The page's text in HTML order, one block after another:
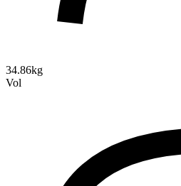
34.86kg
Vol